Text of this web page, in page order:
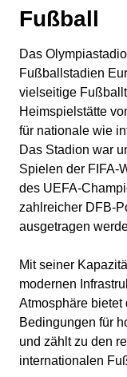
Fußball
Das
Fußballstadien
vielseitige
Heimspielstätte
für nationale wie
Das Stadion war
Spielen der
des
zahlreicher
ausgetragen
Mit seiner
modernen
Atmosphäre
Bedingungen für
und zählt zu den
internationalen